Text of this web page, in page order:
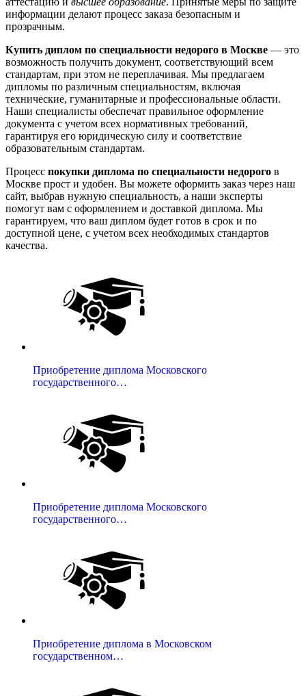
информации делают процесс заказа безопасным и
прозрачным.
Купить диплом по специальности недорого в Москве — это
возможность получить документ, соответствующий всем
стандартам, при этом не переплачивая. Мы предлагаем
дипломы по различным специальностям, включая
технические, гуманитарные и профессиональные области.
Наши специалисты обеспечат правильное оформление
документа с учетом всех нормативных требований,
гарантируя его юридическую силу и соответствие
образовательным стандартам.
Процесс покупки диплома по специальности недорого в
Москве прост и удобен. Вы можете оформить заказ через наш
сайт, выбрав нужную специальность, а наши эксперты
помогут вам с оформлением и доставкой диплома. Мы
гарантируем, что ваш диплом будет готов в срок и по
доступной цене, с учетом всех необходимых стандартов
качества.
Приобретение диплома Московского
государственного…
Приобретение диплома Московского
государственного…
Приобретение диплома в Московском
государственном…